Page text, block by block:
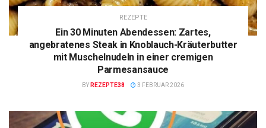
REZEPTE
Ein 30 Minuten Abendessen: Zartes,
angebratenes Steak in Knoblauch-Kräuterbutter
mit Muschelnudeln in einer cremigen
Parmesansauce
BY REZEPTE38 3 FEBRUAR 2026